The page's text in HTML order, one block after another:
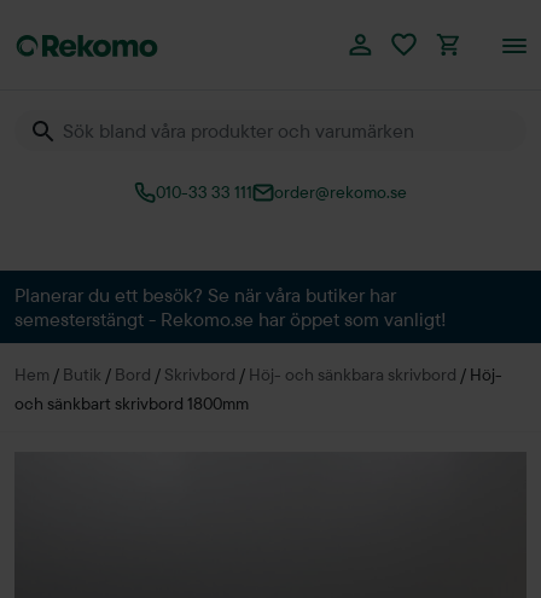
010-33 33 111 order@rekomo.se
Planerar du ett besök? Se när våra butiker har
semesterstängt - Rekomo.se har öppet som vanligt!
Hem / Butik / Bord / Skrivbord / Höj- och sänkbara skrivbord / Höj-
och sänkbart skrivbord 1800mm